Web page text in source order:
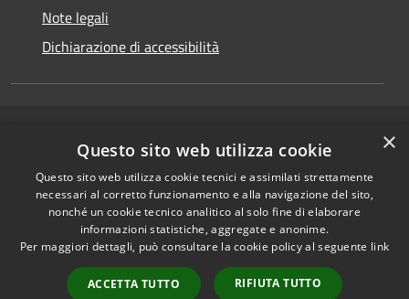
Note legali
Dichiarazione di accessibilità
Accessibilità
Privacy
Cookie
Mappa del sito
Area riservata
amministratori comunali
Copyright © 2026 • Comune di
Riccione • Powered by
Municipium•Accesso
redazione
×
Questo sito web utilizza cookie
Questo sito web utilizza cookie tecnici e assimilati strettamente
necessari al corretto funzionamento e alla navigazione del sito,
nonché un cookie tecnico analitico al solo fine di elaborare
informazioni statistiche, aggregate e anonime.
Per maggiori dettagli, può consultare la cookie policy al seguente link
ACCETTA TUTTO RIFIUTA TUTTO